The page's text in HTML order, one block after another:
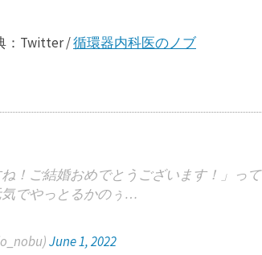
：Twitter /循環器内科医のノブ
！ご結婚おめでとうございます！」って
でやっとるかのぅ…
June 1, 2022